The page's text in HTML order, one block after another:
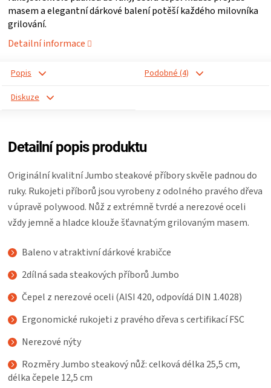
NA
ZRÁNÍ
MASA
KUCHYNĚ
KNIHY
O
HAVAJSKÉ
KOŠILE
VÍNO
DÁRKOVÉ
masem a elegantní dárkové balení potěší každého milovníka
grilování.
Detailní informace
Popis
Podobné (4)
Diskuze
Detailní popis produktu
Originální kvalitní Jumbo steakové příbory skvěle padnou do
ruky. Rukojeti příborů jsou vyrobeny z odolného pravého dřeva
v úpravě polywood. Nůž z extrémně tvrdé a nerezové oceli
vždy jemně a hladce klouže šťavnatým grilovaným masem.
Baleno v atraktivní dárkové krabičce
2dílná sada steakových příborů Jumbo
Čepel z nerezové oceli (AISI 420, odpovídá DIN 1.4028)
Ergonomické rukojeti z pravého dřeva s certifikací FSC
Nerezové nýty
Rozměry Jumbo steakový nůž: celková délka 25,5 cm,
délka čepele 12,5 cm